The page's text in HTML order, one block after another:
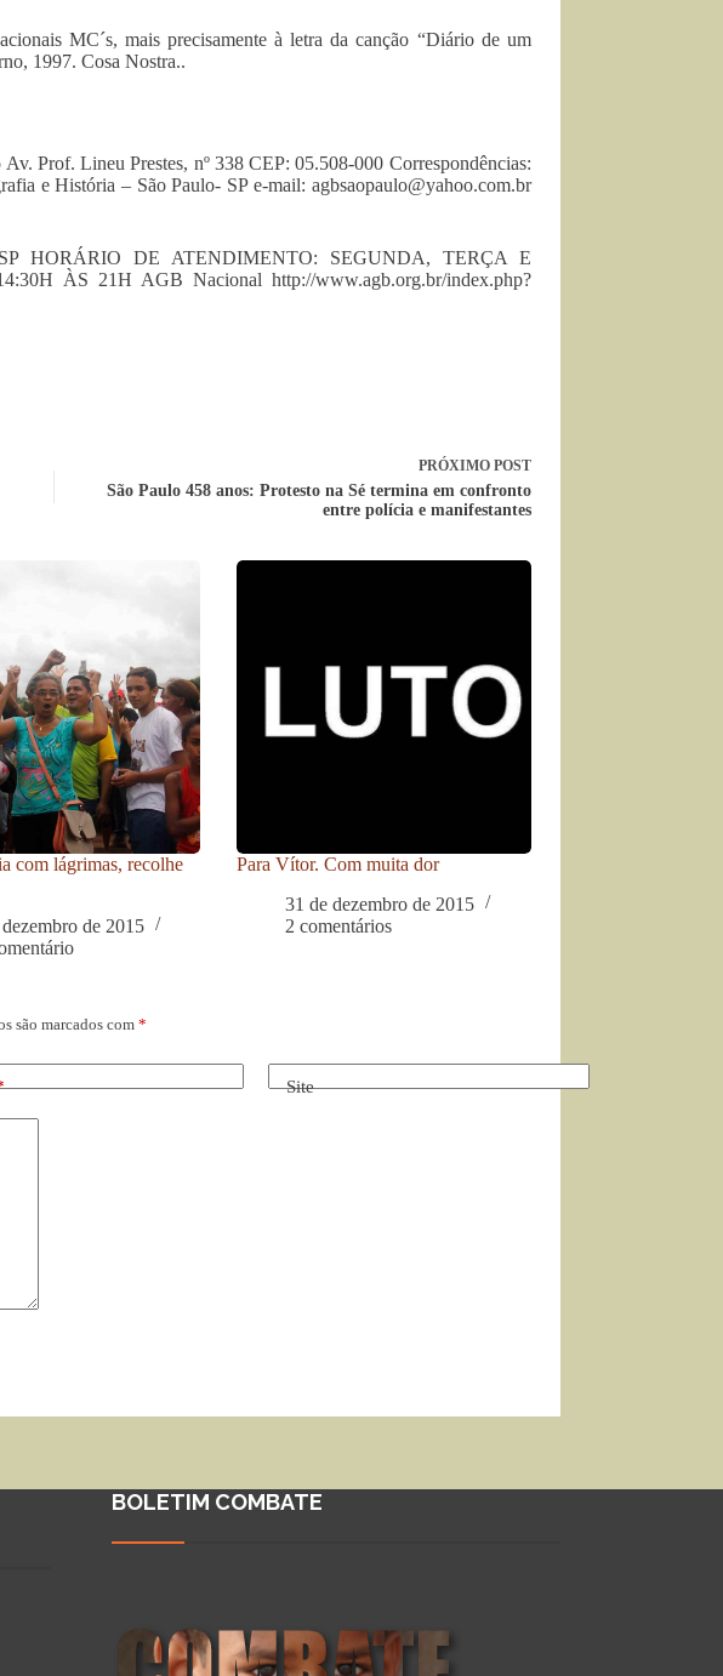
MC´s, mais precisamente à letra da canção “Diário de um
1997. Cosa Nostra..
Prof. Lineu Prestes, nº 338 CEP: 05.508-000 Correspondências:
e História – São Paulo- SP e-mail: agbsaopaulo@yahoo.com.br
HORÁRIO DE ATENDIMENTO: SEGUNDA, TERÇA E
ÀS 21H AGB Nacional http://www.agb.org.br/index.php?
PRÓXIMO POST
São Paulo 458 anos: Protesto na Sé termina em confronto
entre polícia e manifestantes
com lágrimas, recolhe
de 2015
Para Vítor. Com muita dor
31 de dezembro de 2015
2 comentários
são marcados com*
Site
BOLETIM COMBATE